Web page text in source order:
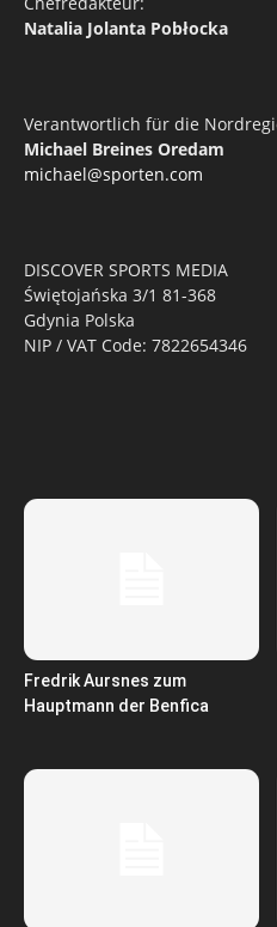
Natalia Jolanta Pobłocka
Verantwortlich für die
Michael Breines Oredam
michael@sporten.com
DISCOVER SPORTS MEDIA
Świętojańska 3/1 81-368
Gdynia Polska
NIP / VAT Code: 7822654346
Fredrik Aursnes zum
Hauptmann der Benfica